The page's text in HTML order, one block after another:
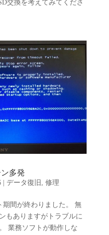
交換を考えてみてくださ
多発
| データ復旧 修理
期間が終わりました。 無
もありますがトラブルに
業務ソフトが動作しな